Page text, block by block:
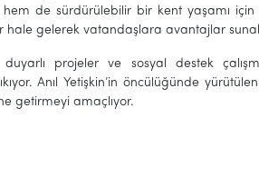
hem de sürdürülebilir bir kent yaşamı
hale gelerek vatandaşlara avantajlar
projeler ve sosyal destek
Anıl Yetişkin’in öncülüğünde
getirmeyi amaçlıyor.